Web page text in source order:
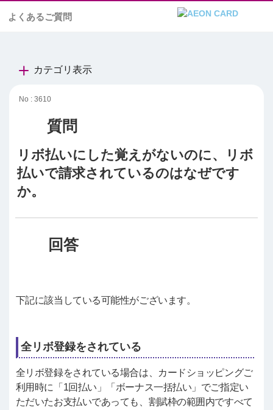
よくあるご質問
カテゴリ表示
No : 3610
リボ払いにした覚えがないのに、リボ
払いで請求されているのはなぜです
か。
下記に該当している可能性がございます。
全リボ登録をされている
全リボ登録をされている場合は、カードショッピングご
利用時に「1回払い」「ボーナス一括払い」でご指定い
ただいたお支払いであっても、割賦枠の範囲内ですべて